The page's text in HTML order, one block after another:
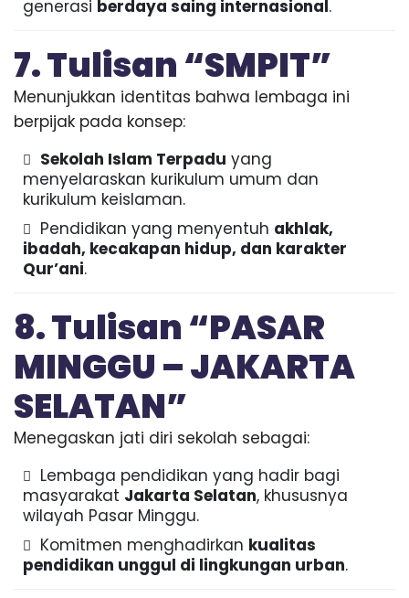
generasi berdaya saing internasional.
7. Tulisan “SMPIT”
Menunjukkan identitas bahwa lembaga ini
berpijak pada konsep:
Sekolah Islam Terpadu yang
menyelaraskan kurikulum umum dan
kurikulum keislaman.
Pendidikan yang menyentuh akhlak,
ibadah, kecakapan hidup, dan karakter
Qur’ani.
8. Tulisan “PASAR
MINGGU – JAKARTA
SELATAN”
Menegaskan jati diri sekolah sebagai:
Lembaga pendidikan yang hadir bagi
masyarakat Jakarta Selatan, khususnya
wilayah Pasar Minggu.
Komitmen menghadirkan kualitas
pendidikan unggul di lingkungan urban.